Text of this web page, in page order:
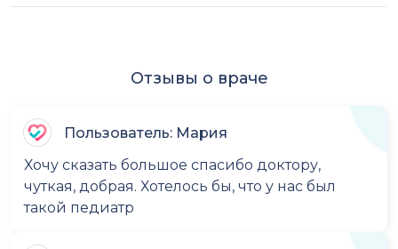
Отзывы о враче
Пользователь: Мария
Хочу сказать большое спасибо доктору,
чуткая, добрая. Хотелось бы, что у нас был
такой педиатр